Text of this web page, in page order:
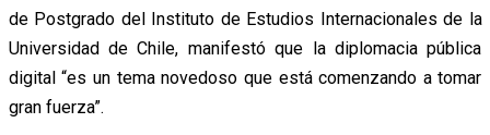
de Postgrado del Instituto de Estudios Internacionales de la
Universidad de Chile, manifestó que la diplomacia pública
digital “es un tema novedoso que está comenzando a tomar
gran fuerza”.